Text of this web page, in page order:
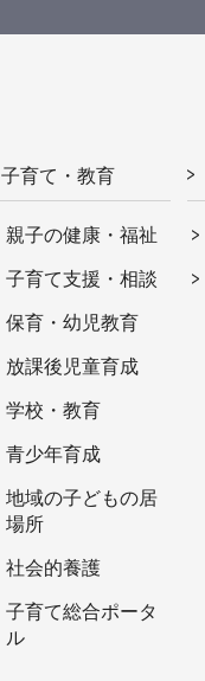
子育て・教育
親子の健康・福祉
子育て支援・相談
保育・幼児教育
放課後児童育成
学校・教育
青少年育成
地域の子どもの居
場所
社会的養護
子育て総合ポータ
ル